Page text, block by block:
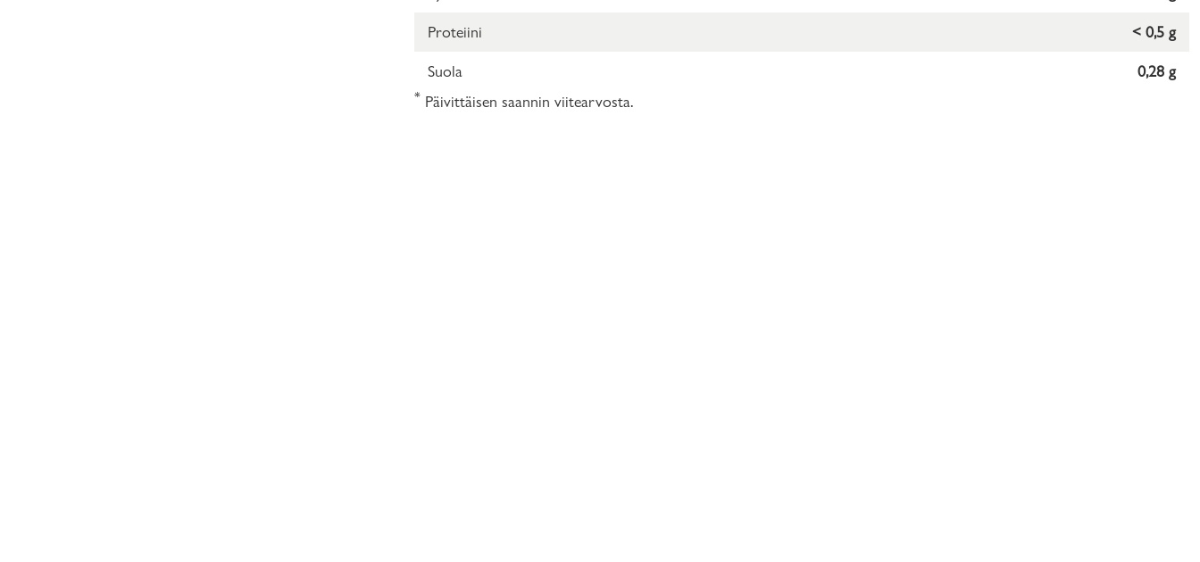
Proteiini < 0,5 g
Suola 0,28 g
* Päivittäisen saannin viitearvosta.